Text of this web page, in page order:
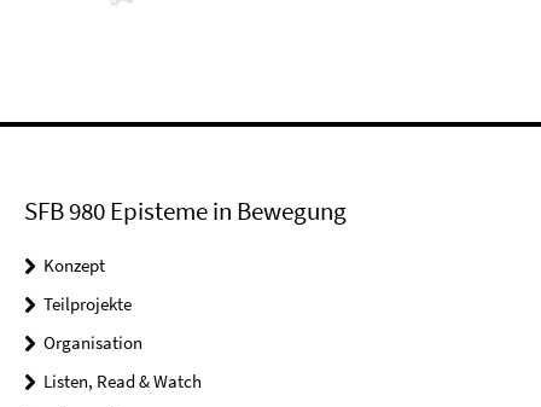
SFB 980 Episteme in Bewegung
Konzept
Teilprojekte
Organisation
Listen, Read & Watch